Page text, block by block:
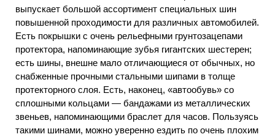
выпускает большой ассортимент специальных шин
повышенной проходимости для различных автомобилей.
Есть покрышки с очень рельефными грунтозацепами
протектора, напоминающие зубья гигантских шестерен;
есть шины, внешне мало отличающиеся от обычных, но
снабженные прочными стальными шипами в толще
протекторного слоя. Есть, наконец, «автообувь» со
сплошными кольцами — бандажами из металлических
звеньев, напоминающими браслет для часов. Пользуясь
такими шинами, можно уверенно ездить по очень плохим